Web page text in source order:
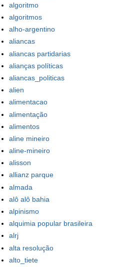
algoritmo
algoritmos
alho-argentino
aliancas
aliancas partidarias
alianças políticas
aliancas_politicas
alien
alimentacao
alimentação
alimentos
aline mineiro
aline-mineiro
alisson
allianz parque
almada
alô alô bahia
alpinismo
alquimia popular brasileira
alrj
alta resolução
alto_tiete